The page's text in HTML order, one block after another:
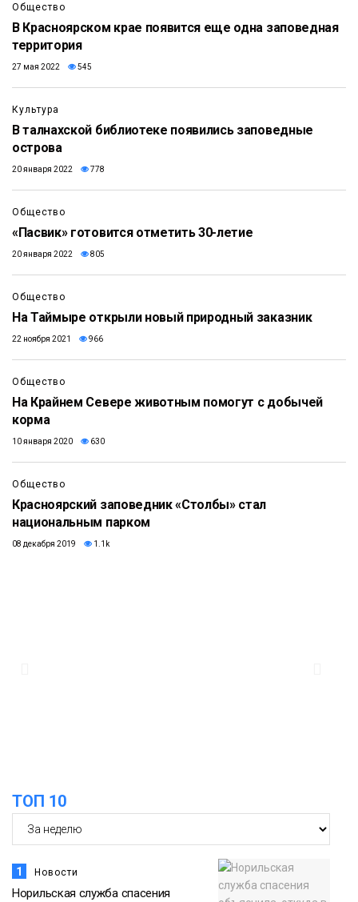
Общество
В Красноярском крае появится еще одна заповедная
территория
27 мая 2022 545
Культура
В талнахской библиотеке появились заповедные
острова
20 января 2022 778
Общество
«Пасвик» готовится отметить 30-летие
20 января 2022 805
Общество
На Таймыре открыли новый природный заказник
22 ноября 2021 966
Общество
На Крайнем Севере животным помогут с добычей
корма
10 января 2020 630
Общество
Красноярский заповедник «Столбы» стал
национальным парком
08 декабря 2019 1.1k
ТОП 10
1 Новости
Норильская служба спасения